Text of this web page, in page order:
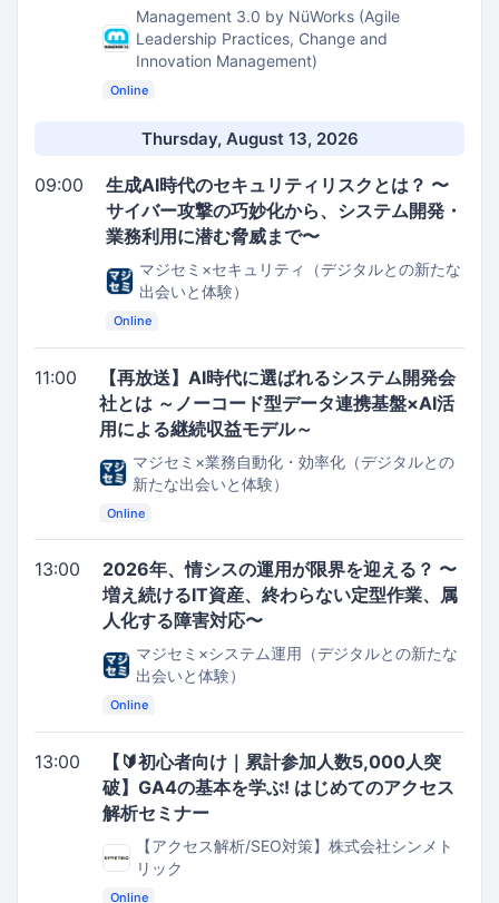
Management 3.0 by NüWorks (Agile
Leadership Practices, Change and
Innovation Management)
Online
Thursday, August 13, 2026
09:00
生成AI時代のセキュリティリスクとは？ 〜
サイバー攻撃の巧妙化から、システム開発・
業務利用に潜む脅威まで〜
マジセミ×セキュリティ（デジタルとの新たな
出会いと体験）
Online
11:00
【再放送】AI時代に選ばれるシステム開発会
社とは ～ノーコード型データ連携基盤×AI活
用による継続収益モデル～
マジセミ×業務自動化・効率化（デジタルとの
新たな出会いと体験）
Online
13:00
2026年、情シスの運用が限界を迎える？ 〜
増え続けるIT資産、終わらない定型作業、属
人化する障害対応〜
マジセミ×システム運用（デジタルとの新たな
出会いと体験）
Online
13:00
【🔰初心者向け｜累計参加人数5,000人突
破】GA4の基本を学ぶ! はじめてのアクセス
解析セミナー
【アクセス解析/SEO対策】株式会社シンメト
リック
Online